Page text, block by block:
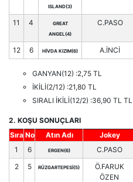
ISLAND(3)
11 4
GREAT
ANGEL(4)
C.PASO
12 6 HİVDA KIZIM(6) A.İNCİ
GANYAN(12) :2,75 TL
İKİLİ(2/12) :21,80 TL
SIRALI İKİLİ(12/2) :36,90 TL TL
2. KOŞU SONUÇLARI
Sıra No Atın Adı Jokey
1
6 ERGEN(6) C.PASO
2 5 RÜZGARTEPESİ(5)
Ö.FARUK
ÖZEN